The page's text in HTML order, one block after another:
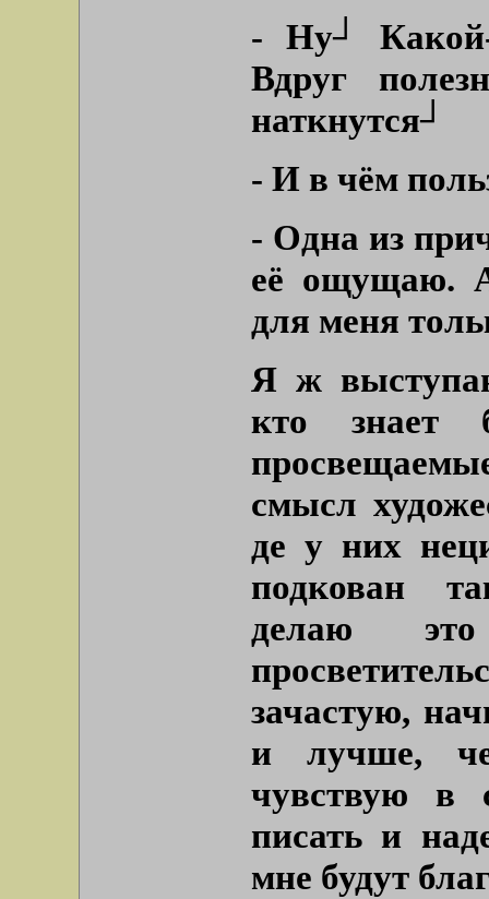
- Ну┘
Вдруг
наткнутся┘
- И в чём
- Одна из
её ощущаю. А
для меня
Я ж
кто знает
смысл
де у них
подкован
делаю
зачастую,
и лучше,
чувствую в
писать и
мне будут